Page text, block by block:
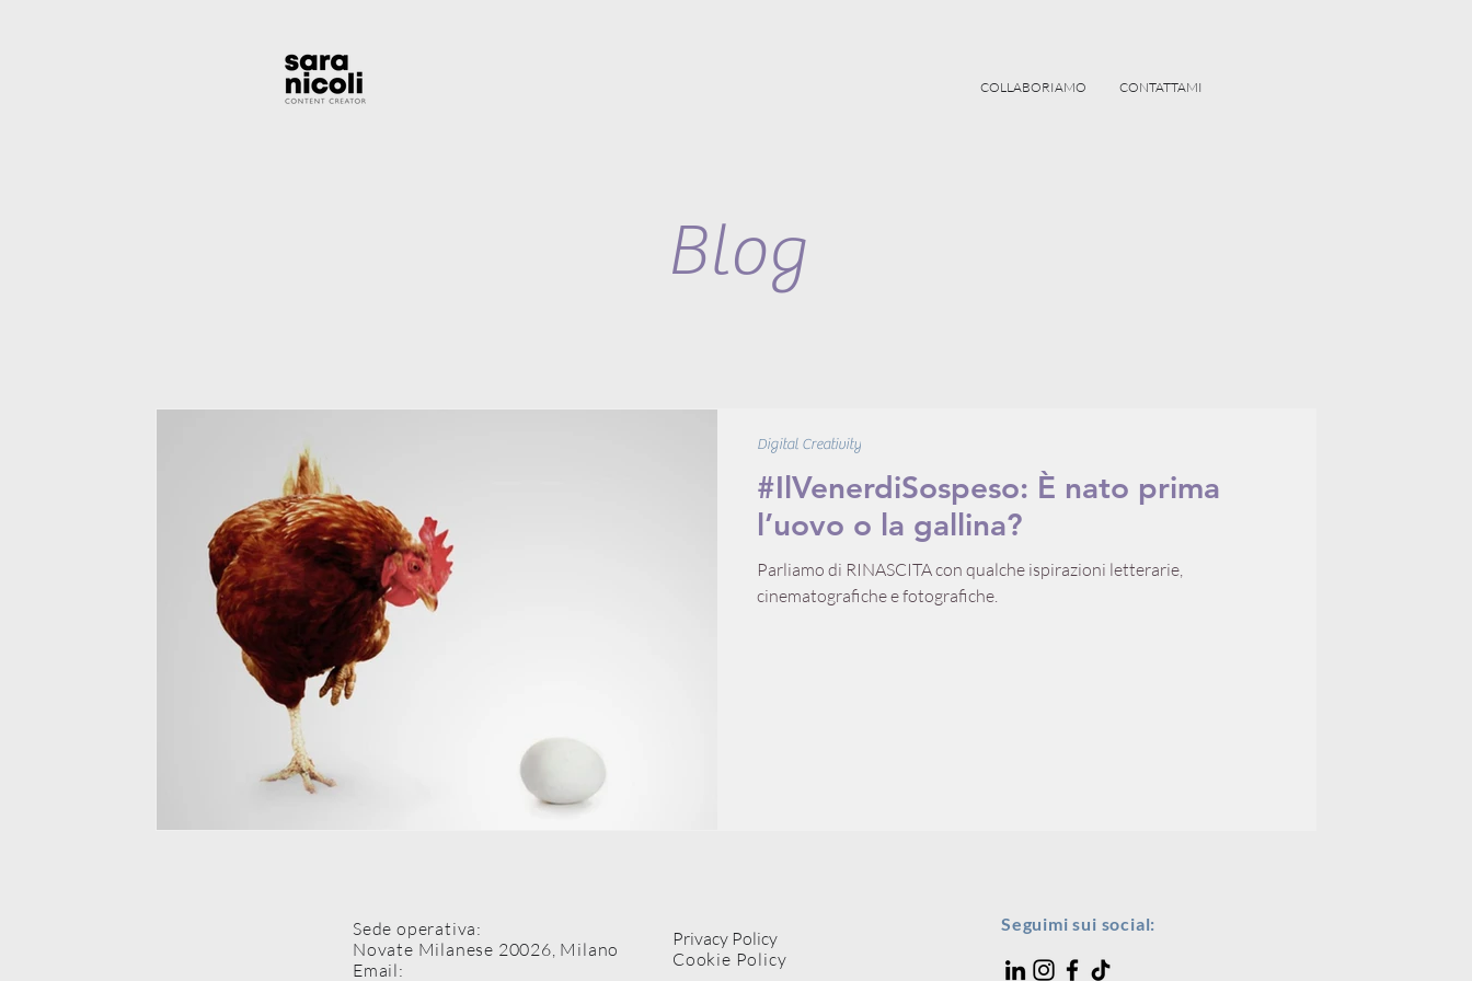
COLLABORIAMO CONTATTAMI
Blog
#IlVenerdiSospeso: È nato prima
l’uovo o la gallina?
Parliamo di RINASCITA con qualche ispirazioni letterarie,
cinematografiche e fotografiche.
Digital Creativity
Sede operativa:
Novate Milanese 20026, Milano
Email:
Privacy Policy
Cookie Policy
Seguimi sui social: